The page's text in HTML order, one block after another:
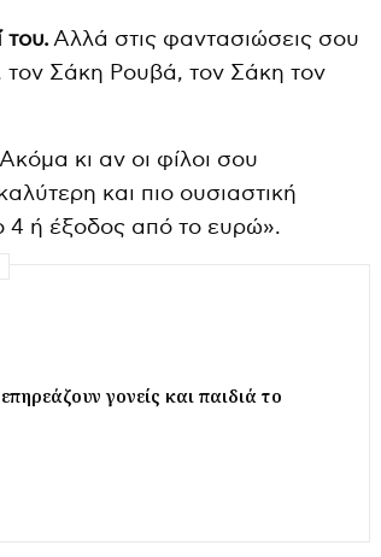
του.Αλλά στις φαντασιώσεις σου
τον Σάκη Ρουβά, τον Σάκη τον
κι αν οι φίλοι σου
και πιο ουσιαστική
4 ή έξοδος από το ευρώ».
γονείς και παιδιά το